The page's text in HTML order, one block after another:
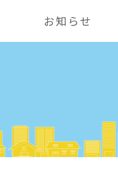
お知らせ